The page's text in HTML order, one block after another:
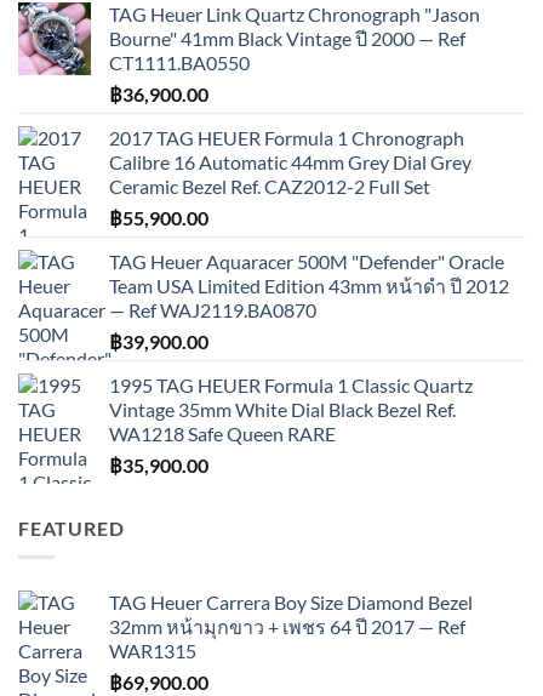
TAG Heuer Link Quartz Chronograph "Jason
Bourne" 41mm Black Vintage ปี 2000 — Ref
CT1111.BA0550
฿36,900.00
2017 TAG HEUER Formula 1 Chronograph
Calibre 16 Automatic 44mm Grey Dial Grey
Ceramic Bezel Ref. CAZ2012-2 Full Set
฿55,900.00
TAG Heuer Aquaracer 500M "Defender" Oracle
Team USA Limited Edition 43mm หน้าดำ ปี 2012
— Ref WAJ2119.BA0870
฿39,900.00
1995 TAG HEUER Formula 1 Classic Quartz
Vintage 35mm White Dial Black Bezel Ref.
WA1218 Safe Queen RARE
฿35,900.00
FEATURED
TAG Heuer Carrera Boy Size Diamond Bezel
32mm หน้ามุกขาว + เพชร 64 ปี 2017 — Ref
WAR1315
฿69,900.00